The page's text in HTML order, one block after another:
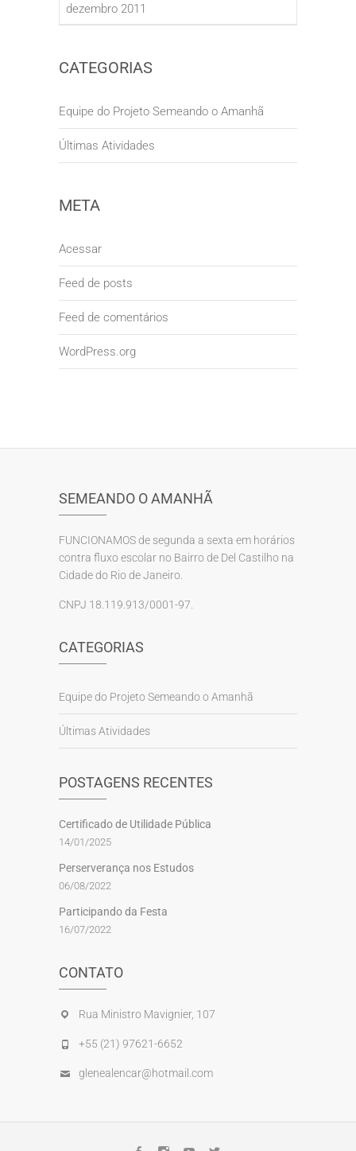
dezembro 2011
CATEGORIAS
Equipe do Projeto Semeando o Amanhã
Últimas Atividades
META
Acessar
Feed de posts
Feed de comentários
WordPress.org
SEMEANDO O AMANHÃ
FUNCIONAMOS de segunda a sexta em horários
contra fluxo escolar no Bairro de Del Castilho na
Cidade do Rio de Janeiro.
CNPJ 18.119.913/0001-97.
CATEGORIAS
Equipe do Projeto Semeando o Amanhã
Últimas Atividades
POSTAGENS RECENTES
Certificado de Utilidade Pública
14/01/2025
Perserverança nos Estudos
06/08/2022
Participando da Festa
16/07/2022
CONTATO
Rua Ministro Mavignier, 107
+55 (21) 97621-6652
glenealencar@hotmail.com